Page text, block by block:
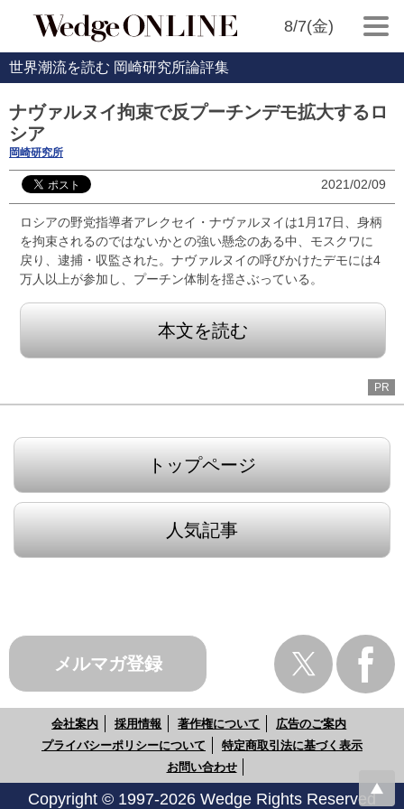
8/7(金)
世界潮流を読む 岡崎研究所論評集
ナヴァルヌイ拘束で反プーチンデモ拡大するロ
シア
岡崎研究所
2021/02/09
ロシアの野党指導者アレクセイ・ナヴァルヌイは1月17日、身柄
を拘束されるのではないかとの強い懸念のある中、モスクワに
戻り、逮捕・収監された。ナヴァルヌイの呼びかけたデモには4
万人以上が参加し、プーチン体制を揺さぶっている。
本文を読む
PR
トップページ
人気記事
メルマガ登録
会社案内 採用情報 著作権について
広告のご案内
プライバシーポリシーについて
特定商取引法に基づく表示
お問い合わせ
Copyright © 1997-2026 Wedge Rights Reserved